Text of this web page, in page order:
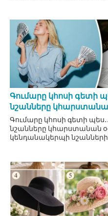
Գումարը կհոսի գետի
նշանները
Գումարը կհոսի գետի
նշանները կհարստանան
կենդանակերպի